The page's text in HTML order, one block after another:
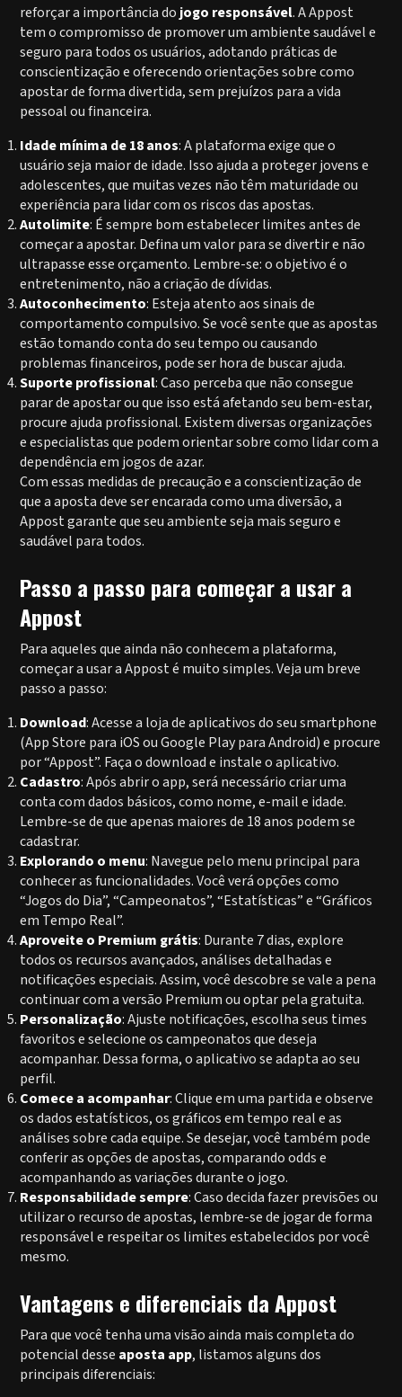
reforçar a importância do jogo responsável. A Appost
tem o compromisso de promover um ambiente saudável e
seguro para todos os usuários, adotando práticas de
conscientização e oferecendo orientações sobre como
apostar de forma divertida, sem prejuízos para a vida
pessoal ou financeira.
Idade mínima de 18 anos: A plataforma exige que o
usuário seja maior de idade. Isso ajuda a proteger jovens e
adolescentes, que muitas vezes não têm maturidade ou
experiência para lidar com os riscos das apostas.
Autolimite: É sempre bom estabelecer limites antes de
começar a apostar. Defina um valor para se divertir e não
ultrapasse esse orçamento. Lembre-se: o objetivo é o
entretenimento, não a criação de dívidas.
Autoconhecimento: Esteja atento aos sinais de
comportamento compulsivo. Se você sente que as apostas
estão tomando conta do seu tempo ou causando
problemas financeiros, pode ser hora de buscar ajuda.
Suporte profissional: Caso perceba que não consegue
parar de apostar ou que isso está afetando seu bem-estar,
procure ajuda profissional. Existem diversas organizações
e especialistas que podem orientar sobre como lidar com a
dependência em jogos de azar.
Com essas medidas de precaução e a conscientização de
que a aposta deve ser encarada como uma diversão, a
Appost garante que seu ambiente seja mais seguro e
saudável para todos.
Passo a passo para começar a usar a
Appost
Para aqueles que ainda não conhecem a plataforma,
começar a usar a Appost é muito simples. Veja um breve
passo a passo:
Download: Acesse a loja de aplicativos do seu smartphone
(App Store para iOS ou Google Play para Android) e procure
por “Appost”. Faça o download e instale o aplicativo.
Cadastro: Após abrir o app, será necessário criar uma
conta com dados básicos, como nome, e-mail e idade.
Lembre-se de que apenas maiores de 18 anos podem se
cadastrar.
Explorando o menu: Navegue pelo menu principal para
conhecer as funcionalidades. Você verá opções como
“Jogos do Dia”, “Campeonatos”, “Estatísticas” e “Gráficos
em Tempo Real”.
Aproveite o Premium grátis: Durante 7 dias, explore
todos os recursos avançados, análises detalhadas e
notificações especiais. Assim, você descobre se vale a pena
continuar com a versão Premium ou optar pela gratuita.
Personalização: Ajuste notificações, escolha seus times
favoritos e selecione os campeonatos que deseja
acompanhar. Dessa forma, o aplicativo se adapta ao seu
perfil.
Comece a acompanhar: Clique em uma partida e observe
os dados estatísticos, os gráficos em tempo real e as
análises sobre cada equipe. Se desejar, você também pode
conferir as opções de apostas, comparando odds e
acompanhando as variações durante o jogo.
Responsabilidade sempre: Caso decida fazer previsões ou
utilizar o recurso de apostas, lembre-se de jogar de forma
responsável e respeitar os limites estabelecidos por você
mesmo.
Vantagens e diferenciais da Appost
Para que você tenha uma visão ainda mais completa do
potencial desse aposta app, listamos alguns dos
principais diferenciais: